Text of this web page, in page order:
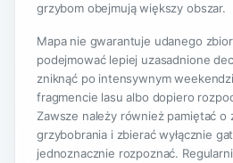
grzybom obejmują większy obszar.
Mapa nie gwarantuje udanego
podejmować lepiej uzasadnione
zniknąć po intensywnym
fragmencie lasu albo dopiero
Zawsze należy również pamiętać o
grzybobrania i zbierać wyłącznie
jednoznacznie rozpoznać.